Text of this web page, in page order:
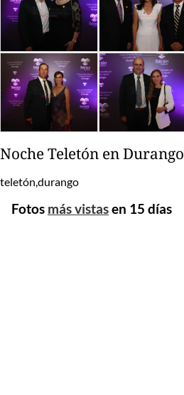
Noche Teletón en Durango
teletón,durango
Fotos más vistasen 15 días